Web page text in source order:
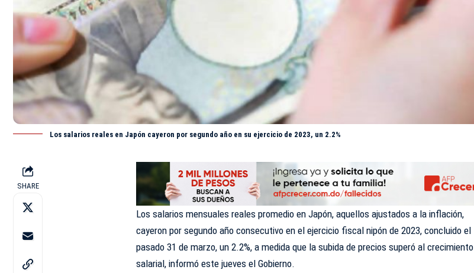
Los salarios reales en Japón cayeron por segundo año en su ejercicio de 2023, un 2.2%
SHARE
Los salarios mensuales reales promedio en Japón, aquellos ajustados a la inflación,
cayeron por segundo año consecutivo en el ejercicio fiscal nipón de 2023, concluido el
pasado 31 de marzo, un 2.2%, a medida que lasubidade precios superó al crecimiento
salarial, informó este jueves elGobierno.